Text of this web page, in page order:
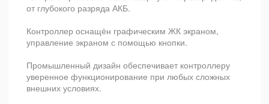
от глубокого разряда АКБ.
Контроллер оснащён графическим ЖК экраном,
управление экраном с помощью кнопки.
Промышленный дизайн обеспечивает контроллеру
уверенное функционирование при любых сложных
внешних условиях.